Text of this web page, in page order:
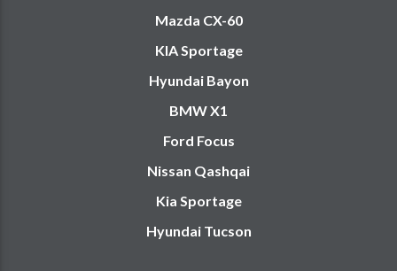
Mazda CX-60
KIA Sportage
Hyundai Bayon
BMW X1
Ford Focus
Nissan Qashqai
Kia Sportage
Hyundai Tucson